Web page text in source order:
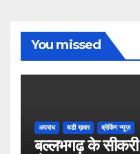
You missed
अपराध बडी ख़बर ब्रेकिंग न्यूज़
बल्लभगढ़ के